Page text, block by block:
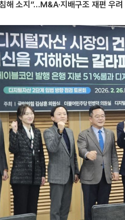
해 소지”…M&A·지배구조 재편 우려